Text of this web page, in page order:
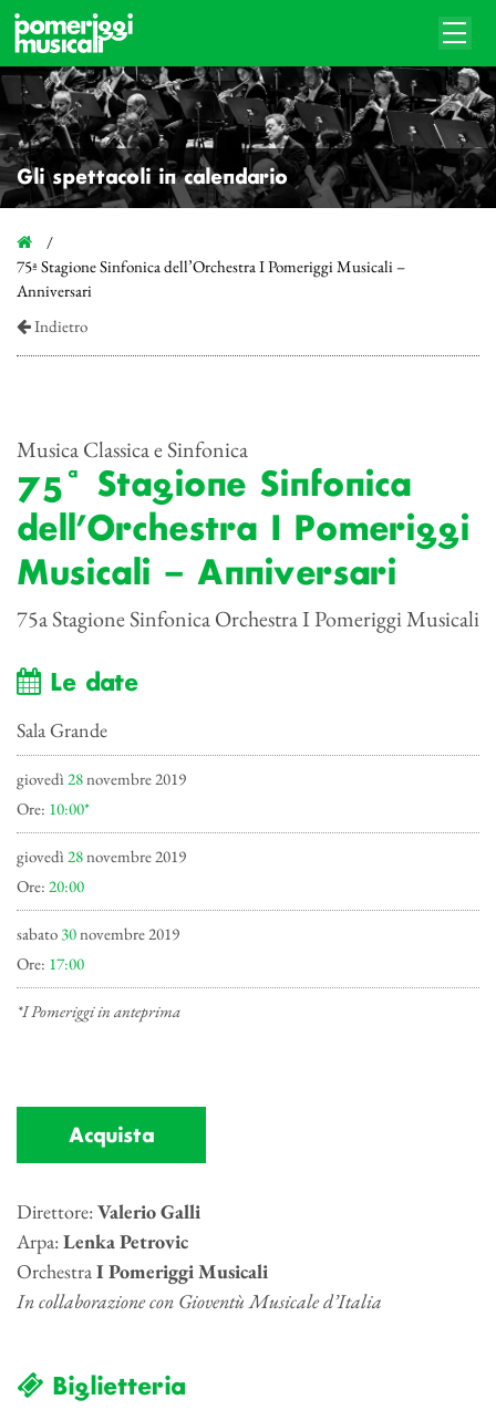
Gli spettacoli in calendario
75ª Stagione Sinfonica dell’Orchestra I Pomeriggi Musicali –
Anniversari
Indietro
Musica Classica e Sinfonica
75ª Stagione Sinfonica
dell’Orchestra I Pomeriggi
Musicali – Anniversari
75a Stagione Sinfonica Orchestra I Pomeriggi Musicali
Le date
Sala Grande
giovedì 28novembre 2019
Ore: 10:00*
giovedì 28novembre 2019
Ore: 20:00
sabato 30novembre 2019
Ore: 17:00
*I Pomeriggi in anteprima
Acquista
Direttore:Valerio Galli
Arpa:Lenka Petrovic
OrchestraI Pomeriggi Musicali
In collaborazione con Gioventù Musicale d’Italia
Biglietteria